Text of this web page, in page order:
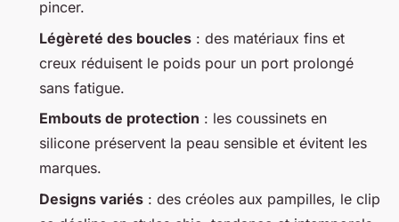
pincer.
Légèreté des boucles : des matériaux fins et
creux réduisent le poids pour un port prolongé
sans fatigue.
Embouts de protection : les coussinets en
silicone préservent la peau sensible et évitent les
marques.
Designs variés : des créoles aux pampilles, le clip